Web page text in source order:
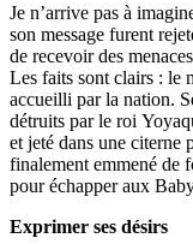
Je n’arrive pas à
son message furent
de recevoir des
Les faits sont clairs : le
accueilli par la nation.
détruits par le roi
et jeté dans une citerne
finalement emmené de
pour échapper aux
Exprimer ses désirs